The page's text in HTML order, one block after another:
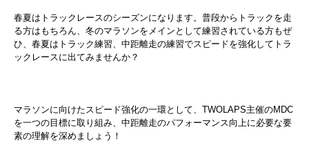
春夏はトラックレースのシーズンになります。普段からトラックを走
る方はもちろん、冬のマラソンをメインとして練習されている方もぜ
ひ、春夏はトラック練習、中距離走の練習でスピードを強化してトラ
ックレースに出てみませんか？
マラソンに向けたスピード強化の一環として、TWOLAPS主催のMDC
を一つの目標に取り組み、中距離走のパフォーマンス向上に必要な要
素の理解を深めましょう！